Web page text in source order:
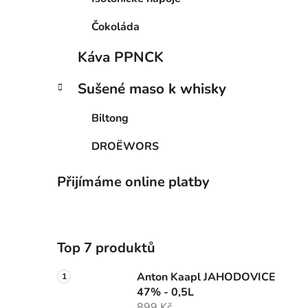
Čokoláda
Káva PPNCK
Sušené maso k whisky
Biltong
DROËWORS
Přijímáme online platby
Top 7 produktů
Anton Kaapl JAHODOVICE
47% - 0,5L